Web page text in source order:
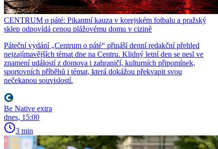
CENTRUM o páté: Pikantní kauza v korejském fotbalu a pražský
sklep odpovídá cenou plážovému domu v cizině
Páteční vydání „Centrum o páté“ přináší denní redakční přehled
nejzajímavějších témat dne na Centru. Klidný letní den se nesl ve
znamení událostí z domova i zahraničí, kulturních připomínek,
sportovních příběhů i témat, která dokážou překvapit svou
nečekanou souvislostí.
Be Native extra
dnes, 15:00
3 min